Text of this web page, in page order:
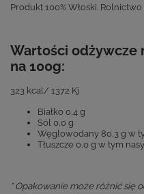
Produkt 100% Włoski.
Wartości odżywcze
na 100g:
323 kcal/ 1372 Kj
Białko 0,4 g
Sól 0,0 g
Węglowodany 80,3 g w
Tłuszcze 0,0 g w tym
* Opakowanie może różnić się